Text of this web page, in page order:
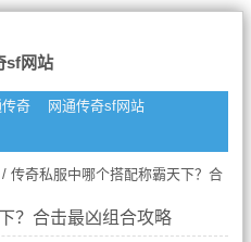
sf网站
奇
网通传奇sf网站
传奇私服中哪个搭配称霸天下？合
？合击最凶组合攻略